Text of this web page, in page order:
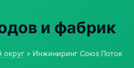
и фабрик
округ » Инжиниринг Союз Поток